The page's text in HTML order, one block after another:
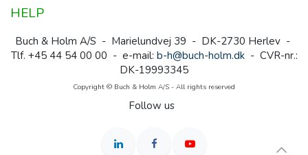
HELP
Buch & Holm A/S - Marielundvej 39 - DK-2730 Herlev -
Tlf. +45 44 54 00 00 - e-mail: b-h@buch-holm.dk- CVR-nr.:
DK-19993345
Copyright © Buch & Holm A/S - All rights reserved
Follow us